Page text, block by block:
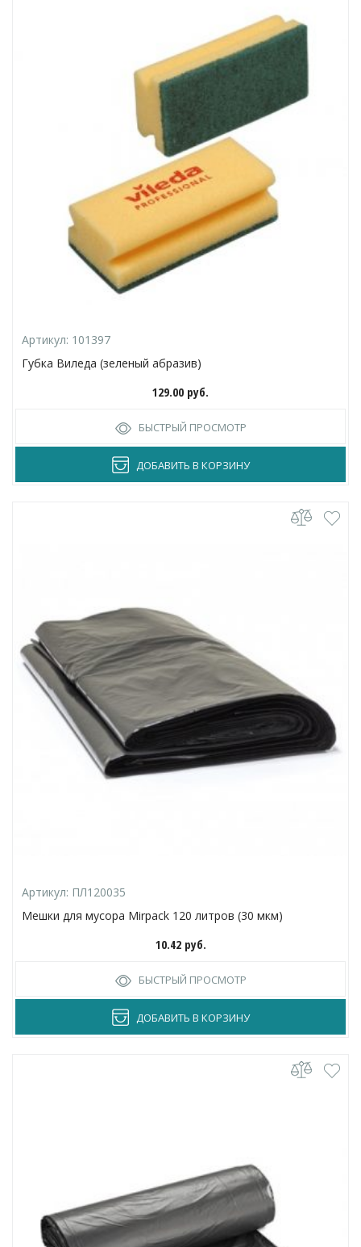
Артикул: 101397
Губка Виледа (зеленый абразив)
129.00 руб.
БЫСТРЫЙ ПРОСМОТР
ДОБАВИТЬ В КОРЗИНУ
Артикул: ПЛ120035
Мешки для мусора Mirpack 120 литров (30 мкм)
10.42 руб.
БЫСТРЫЙ ПРОСМОТР
ДОБАВИТЬ В КОРЗИНУ